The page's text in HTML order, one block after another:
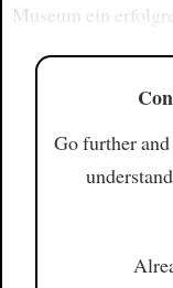
Museum ein
Go further